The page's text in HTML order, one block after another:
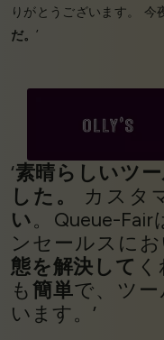
りがとうございます。 今
だ。 ’
‘素晴らしいツ
した。
カスタ
い。Queue-
ンセールスにお
態を解決して
も簡単で、ツ
います。’